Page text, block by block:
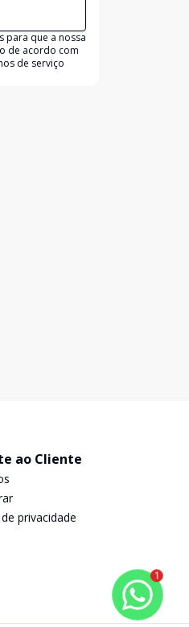
para que a nossa
de acordo com
de serviço
ao Cliente
privacidade
1